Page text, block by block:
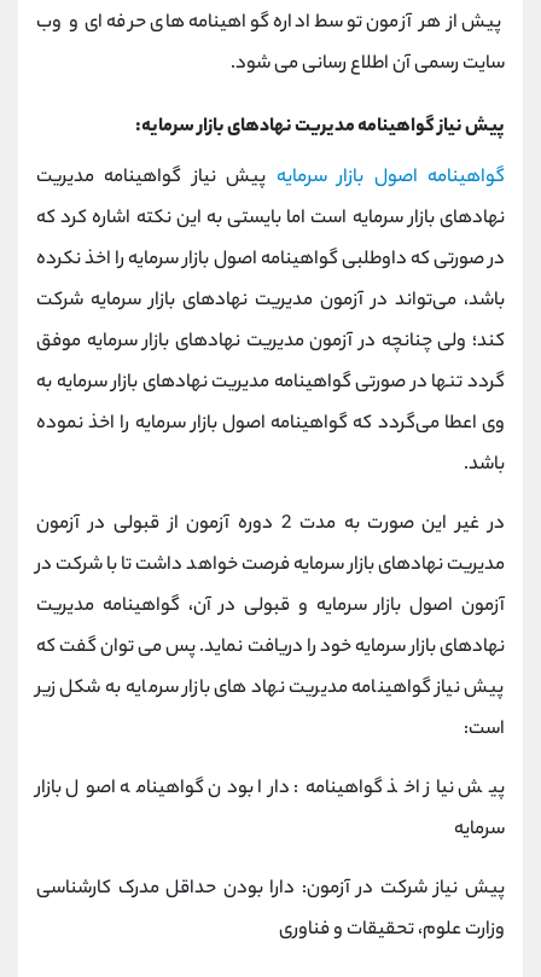
پیش از هر آزمون توسط اداره گواهینامه های حرفه ای و وب
سایت رسمی آن اطلاع رسانی می شود.
پیش نیاز گواهینامه مدیریت نهادهای بازار سرمایه:
گواهینامه اصول بازار سرمایه پیش نیاز گواهینامه مدیریت
نهادهای بازار سرمایه است اما بایستی به این نکته اشاره کرد که
در صورتی که داوطلبی گواهینامه اصول بازار سرمایه را اخذ نکرده
باشد، می‌تواند در آزمون مدیریت نهادهای بازار سرمایه شرکت
کند؛ ولی چنانچه در آزمون مدیریت نهادهای بازار سرمایه موفق
گردد تنها در صورتی گواهینامه مدیریت نهادهای بازار سرمایه به
وی اعطا می‌گردد که گواهینامه اصول بازار سرمایه را اخذ نموده
باشد.
در غیر این صورت به مدت 2 دوره آزمون از قبولی در آزمون
مدیریت نهادهای بازار سرمایه فرصت خواهد داشت تا با شرکت در
آزمون اصول بازار سرمایه و قبولی در آن، گواهینامه مدیریت
نهادهای بازار سرمایه خود را دریافت نماید. پس می توان گفت که
پیش نیاز گواهینامه مدیریت نهاد های بازار سرمایه به شکل زیر
است:
پیش نیاز اخذ گواهینامه: دارا بودن گواهینامه اصول بازار
سرمایه
پیش نیاز شرکت در آزمون: دارا بودن حداقل مدرک کارشناسی
وزارت علوم، تحقیقات و فناوری